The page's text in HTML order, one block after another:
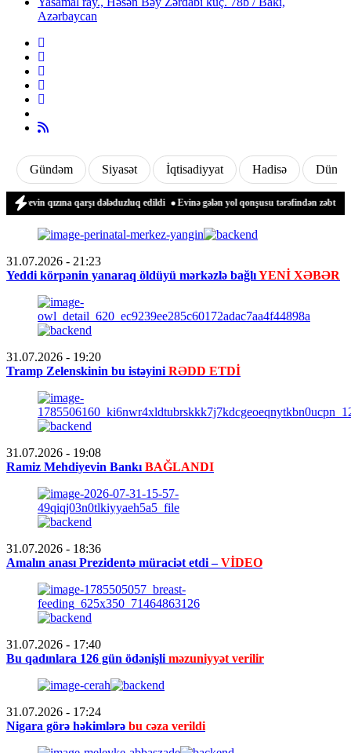
Azərbaycan
Gündəm Siyasət İqtisadiyyat Hadisə Dünya
qarşı dələduzluq edildi Evinə gələn yol qonşusu tərəfindən zəbt edilən qadın
31.07.2026 - 21:23
Yeddi körpənin yanaraq öldüyü mərkəzlə bağlıYENİ XƏBƏR
31.07.2026 - 19:20
Tramp Zelenskinin bu istəyini RƏDD ETDİ
31.07.2026 - 19:08
Ramiz Mehdiyevin Bankı BAĞLANDI
31.07.2026 - 18:36
Amalın anası Prezidentə müraciət etdi –VİDEO
31.07.2026 - 17:40
Bu qadınlara 126 gün ödənişli məzuniyyət verilir
31.07.2026 - 17:24
Nigara görə həkimlərə bu cəza verildi